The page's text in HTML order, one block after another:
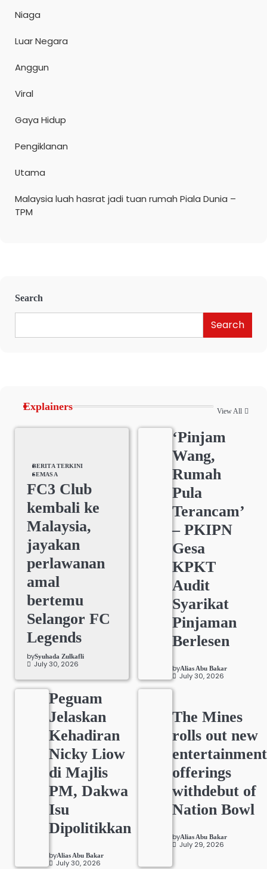
Niaga
Luar Negara
Anggun
Viral
Gaya Hidup
Pengiklanan
Utama
Malaysia luah hasrat jadi tuan rumah Piala Dunia –
TPM
Search
Search
Explainers View All
BERITA TERKINI
SEMASA
FC3 Club
kembali ke
Malaysia,
jayakan
perlawanan
amal
bertemu
Selangor FC
Legends
bySyuhada Zulkafli
July 30, 2026
‘Pinjam
Wang,
Rumah
Pula
Terancam’
– PKIPN
Gesa
KPKT
Audit
Syarikat
Pinjaman
Berlesen
byAlias Abu Bakar
July 30, 2026
Peguam
Jelaskan
Kehadiran
Nicky Liow
di Majlis
PM, Dakwa
Isu
Dipolitikkan
byAlias Abu Bakar
July 30, 2026
The Mines
rolls out new
entertainment
offerings
withdebut of
Nation Bowl
byAlias Abu Bakar
July 29, 2026